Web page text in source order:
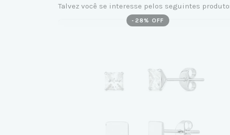
Talvez você se interesse pelos seguintes
- 28 % OFF